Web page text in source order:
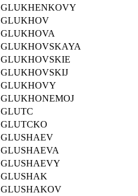
GLUKHENKOVY
GLUKHOV
GLUKHOVA
GLUKHOVSKAYA
GLUKHOVSKIE
GLUKHOVSKIJ
GLUKHOVY
GLUKHONEMOJ
GLUTC
GLUTCKO
GLUSHAEV
GLUSHAEVA
GLUSHAEVY
GLUSHAK
GLUSHAKOV